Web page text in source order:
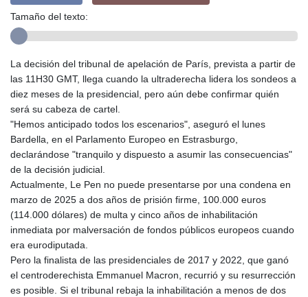
Tamaño del texto:
La decisión del tribunal de apelación de París, prevista a partir de
las 11H30 GMT, llega cuando la ultraderecha lidera los sondeos a
diez meses de la presidencial, pero aún debe confirmar quién
será su cabeza de cartel.
"Hemos anticipado todos los escenarios", aseguró el lunes
Bardella, en el Parlamento Europeo en Estrasburgo,
declarándose "tranquilo y dispuesto a asumir las consecuencias"
de la decisión judicial.
Actualmente, Le Pen no puede presentarse por una condena en
marzo de 2025 a dos años de prisión firme, 100.000 euros
(114.000 dólares) de multa y cinco años de inhabilitación
inmediata por malversación de fondos públicos europeos cuando
era eurodiputada.
Pero la finalista de las presidenciales de 2017 y 2022, que ganó
el centroderechista Emmanuel Macron, recurrió y su resurrección
es posible. Si el tribunal rebaja la inhabilitación a menos de dos